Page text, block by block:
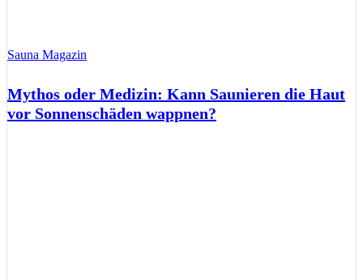
Sauna Magazin
Mythos oder Medizin: Kann Saunieren die Haut
vor Sonnenschäden wappnen?